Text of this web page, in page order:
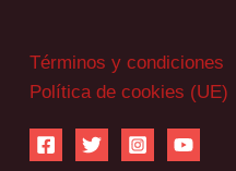
Términos y condiciones
Política de cookies (UE)